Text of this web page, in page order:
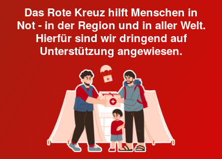
Das Rote Kreuz hilft Menschen in
Not - in der Region und in aller Welt.
Hierfür sind wir dringend auf
Unterstützung angewiesen.